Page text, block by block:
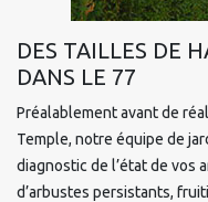
DES TAILLES DE
DANS LE 77
Préalablement avant de
Temple, notre équipe de
diagnostic de l’état de vos
d’arbustes persistants,